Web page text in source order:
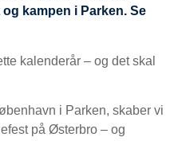
kampen i Parken. Se
kalenderår – og det skal
i Parken, skaber vi
på Østerbro – og